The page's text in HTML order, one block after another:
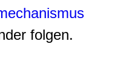
folgen.